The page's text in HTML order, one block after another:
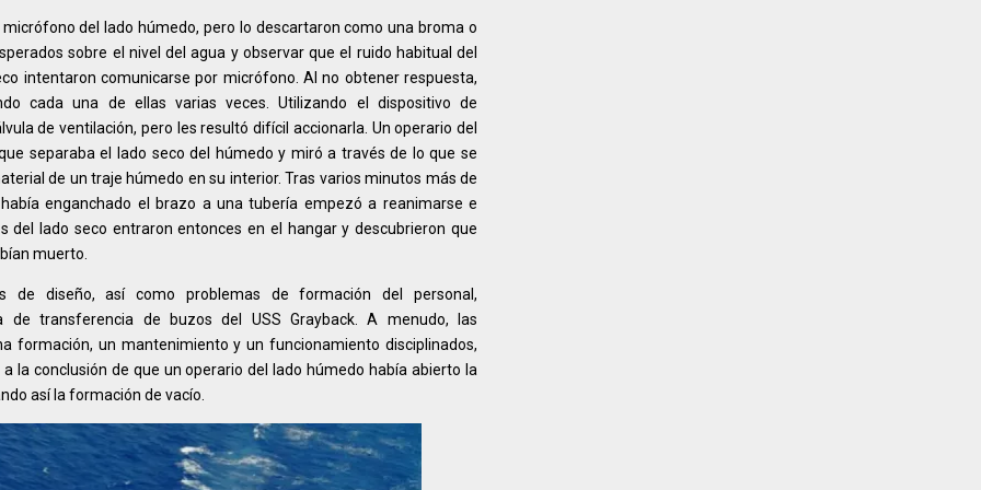
del lado húmedo, pero lo descartaron como una broma o
sobre el nivel del agua y observar que el ruido habitual del
intentaron comunicarse por micrófono. Al no obtener respuesta,
cada una de ellas varias veces. Utilizando el dispositivo de
de ventilación, pero les resultó difícil accionarla. Un operario del
separaba el lado seco del húmedo y miró a través de lo que se
de un traje húmedo en su interior. Tras varios minutos más de
enganchado el brazo a una tubería empezó a reanimarse e
del lado seco entraron entonces en el hangar y descubrieron que
muerto.
de diseño, así como problemas de formación del personal,
transferencia de buzos del USS Grayback. A menudo, las
formación, un mantenimiento y un funcionamiento disciplinados,
la conclusión de que un operario del lado húmedo había abierto la
así la formación de vacío.